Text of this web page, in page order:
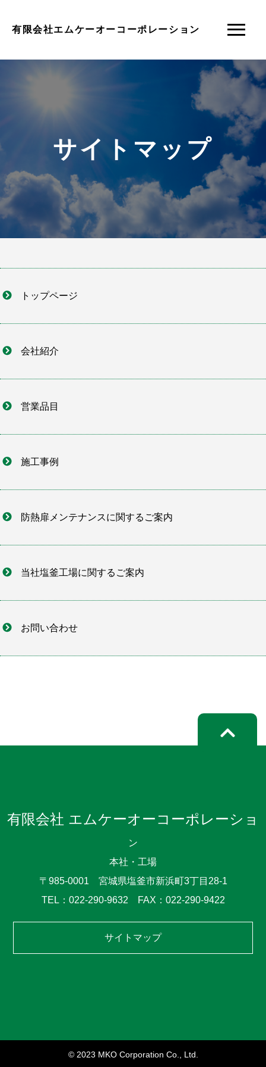
有限会社エムケーオーコーポレーション
サイトマップ
トップページ
会社紹介
営業品目
施工事例
防熱扉メンテナンスに関するご案内
当社塩釜工場に関するご案内
お問い合わせ
サイトマップ
有限会社 エムケーオーコーポレーショ
ン
本社・工場
〒985-0001 宮城県塩釜市新浜町3丁目28-1
TEL：022-290-9632 FAX：022-290-9422
© 2023 MKO Corporation Co., Ltd.